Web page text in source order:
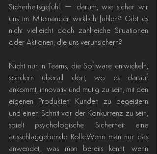
Sicherheitsgefühl – darum, wie sicher wir
uns im Miteinander wirklich fühlen? Gibt es
nicht vielleicht doch zahlreiche Situationen
oder Aktionen, die uns verunsichern?
Nicht nur in Teams, die Software entwickeln,
sondern überall dort, wo es darauf
ankommt, innovativ und mutig zu sein, mit den
eigenen Produkten Kunden zu begeistern
und einen Schritt vor der Konkurrenz zu sein,
spielt psychologische Sicherheit eine
ausschlaggebende Rolle.Wenn man nur das
anwendet, was man bereits kennt, wenn